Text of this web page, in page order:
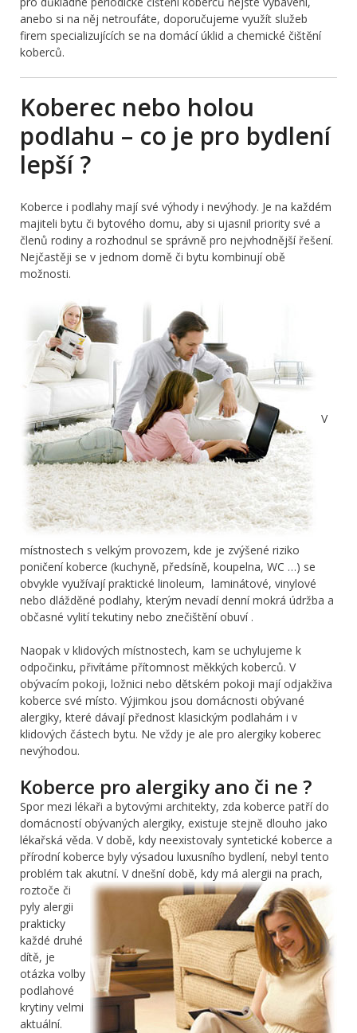
anebo si na něj netroufáte, doporučujeme využít služeb
firem specializujících se na domácí úklid a chemické čištění
koberců.
Koberec nebo holou
podlahu – co je pro bydlení
lepší ?
Koberce i podlahy mají své výhody i nevýhody. Je na každém
majiteli bytu či bytového domu, aby si ujasnil priority své a
členů rodiny a rozhodnul se správně pro nejvhodnější řešení.
Nejčastěji se v jednom domě či bytu kombinují obě
možnosti.
V
místnostech s velkým provozem, kde je zvýšené riziko
poničení koberce (kuchyně, předsíně, koupelna, WC …) se
obvykle využívají praktické linoleum, laminátové, vinylové
nebo dlážděné podlahy, kterým nevadí denní mokrá údržba a
občasné vylití tekutiny nebo znečištění obuví .
Naopak v klidových místnostech, kam se uchylujeme k
odpočinku, přivítáme přítomnost měkkých koberců. V
obývacím pokoji, ložnici nebo dětském pokoji mají odjakživa
koberce své místo. Výjimkou jsou domácnosti obývané
alergiky, které dávají přednost klasickým podlahám i v
klidových částech bytu. Ne vždy je ale pro alergiky koberec
nevýhodou.
Koberce pro alergiky ano či ne ?
Spor mezi lékaři a bytovými architekty, zda koberce patří do
domácností obývaných alergiky, existuje stejně dlouho jako
lékařská věda. V době, kdy neexistovaly syntetické koberce a
přírodní koberce byly výsadou luxusního bydlení, nebyl tento
problém tak akutní. V dnešní době, kdy má alergii na prach,
roztoče či
pyly alergii
prakticky
každé druhé
dítě, je
otázka volby
podlahové
krytiny velmi
aktuální.